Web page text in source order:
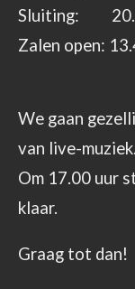
Sluiting:
Zalen
We gaan
van live-muziek.
Om 17.00 uur
klaar.
Graag tot dan!